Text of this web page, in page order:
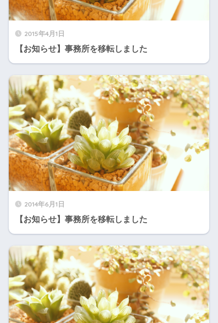
2015年4月1日
【お知らせ】事務所を移転しました
2014年6月1日
【お知らせ】事務所を移転しました